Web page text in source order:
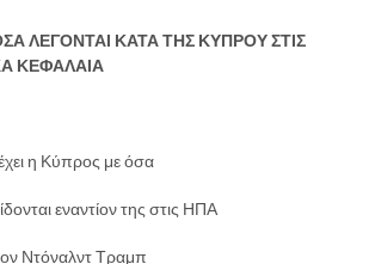
ΛΕΓΟΝΤΑΙ ΚΑΤΑ ΤΗΣ ΚΥΠΡΟΥ ΣΤΙΣ
ΚΕΦΑΛΑΙΑ
η Κύπρος με όσα
εναντίον της στις ΗΠΑ
Ντόναλντ Τραμπ